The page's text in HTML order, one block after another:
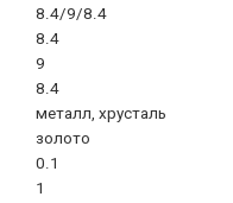
8.4/9/8.4
8.4
9
8.4
металл, хрусталь
золото
0.1
1